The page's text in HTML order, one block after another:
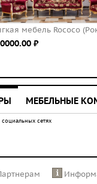
(Рококо)
МЕБЕЛЬНЫЕ
сетях